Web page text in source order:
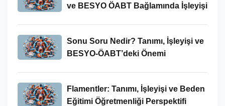
ve BESYO ÖABT Bağlamında İşleyişi
Sonu Soru Nedir? Tanımı, İşleyişi ve
BESYO-ÖABT’deki Önemi
Flamentler: Tanımı, İşleyişi ve Beden
Eğitimi Öğretmenliği Perspektifi